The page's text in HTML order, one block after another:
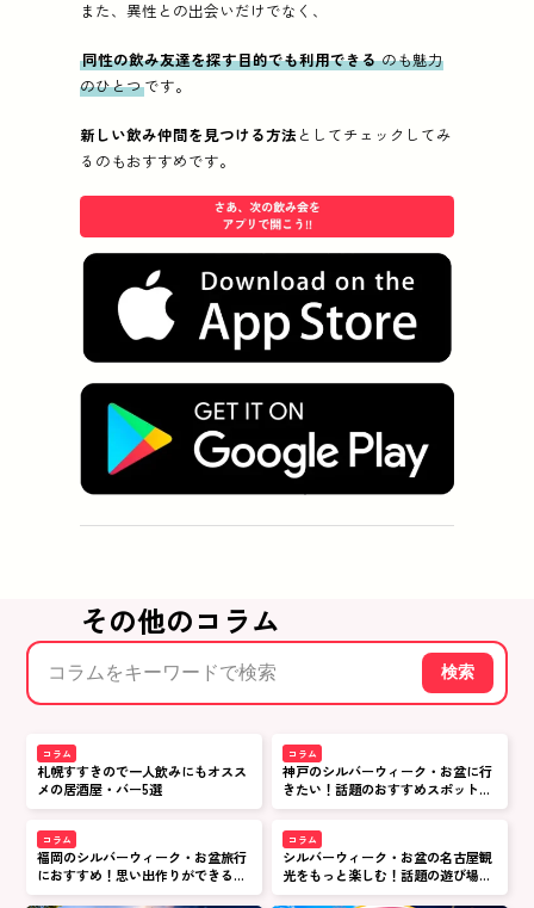
また、異性との出会いだけでなく、
同性の飲み友達を探す目的でも利用できる のも魅力
のひとつです。
新しい飲み仲間を見つける方法 としてチェックしてみ
るのもおすすめです。
その他のコラム
検索
コラム
札幌すすきので一人飲みにもオスス
メの居酒屋・バー5選
コラム
神戸のシルバーウィーク・お盆に行
きたい！話題のおすすめスポットを
厳選紹介
コラム
福岡のシルバーウィーク・お盆旅行
におすすめ！思い出作りができる観
光＆遊びスポット案内
コラム
シルバーウィーク・お盆の名古屋観
光をもっと楽しむ！話題の遊び場と
グルメスポットを巡ろう